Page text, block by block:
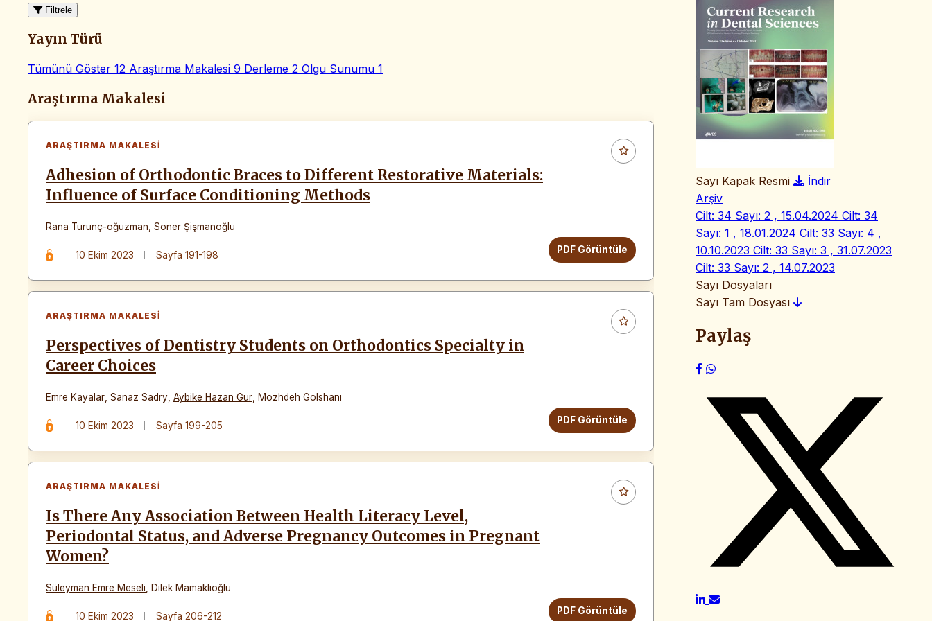
Filtrele
Yayın Türü
Tümünü Göster 12 Araştırma Makalesi 9 Derleme 2 Olgu Sunumu 1
Makaleler
Araştırma Makalesi
ARAŞTIRMA MAKALESI
Adhesion of Orthodontic Braces to Different Restorative Materials:
Influence of Surface Conditioning Methods
Rana Turunç-oğuzman Soner Şişmanoğlu
10 Ekim 2023 Sayfa 191-198 PDF Görüntüle
ARAŞTIRMA MAKALESI
Perspectives of Dentistry Students on Orthodontics Specialty in
Career Choices
Emre Kayalar Sanaz Sadry Aybike Hazan Gur Mozhdeh Golshanı
10 Ekim 2023 Sayfa 199-205 PDF Görüntüle
ARAŞTIRMA MAKALESI
Is There Any Association Between Health Literacy Level,
Periodontal Status, and Adverse Pregnancy Outcomes in Pregnant
Women?
Süleyman Emre Meseli Dilek Mamaklıoğlu
10 Ekim 2023 Sayfa 206-212 PDF Görüntüle
Sayı Kapak Resmi
İndir
Arşiv
Cilt: 34 Sayı: 2 , 15.04.2024 Cilt: 34
Sayı: 1 , 18.01.2024 Cilt: 33 Sayı: 4 ,
10.10.2023 Cilt: 33 Sayı: 3 , 31.07.2023
Cilt: 33 Sayı: 2 , 14.07.2023
Sayı Dosyaları
Sayı Tam Dosyası
Paylaş